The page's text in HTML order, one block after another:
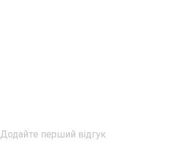
Додайте перший відгук